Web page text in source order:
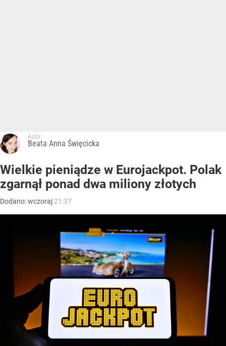
Autor:
Beata Anna Święcicka
Wielkie pieniądze w Eurojackpot. Polak
zgarnął ponad dwa miliony złotych
Dodano:wczoraj 21:37